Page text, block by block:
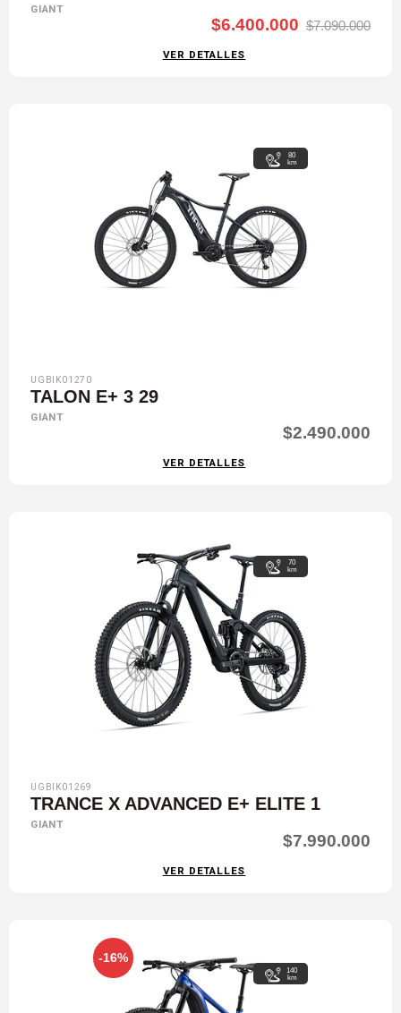
GIANT
$6.400.000 $7.090.000
VER DETALLES
80
km
UGBIK01270
TALON E+ 3 29
GIANT
$2.490.000
VER DETALLES
70
km
UGBIK01269
TRANCE X ADVANCED E+ ELITE 1
GIANT
$7.990.000
VER DETALLES
-16%
140
km